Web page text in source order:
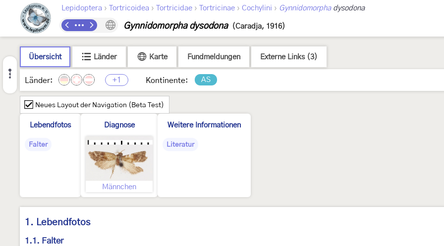
Lepidoptera › Tortricoidea › Tortricidae › Tortricinae › Cochylini › Gynnidomorphadysodona
Gynnidomorpha dysodona (Caradja, 1916)
Übersicht Länder Karte Fundmeldungen Externe Links (3)
Länder: +1 Kontinente: AS
Neues Layout der Navigation (Beta Test)
Lebendfotos
Falter
Diagnose
Männchen
Weitere Informationen
Literatur
1. Lebendfotos
1.1. Falter